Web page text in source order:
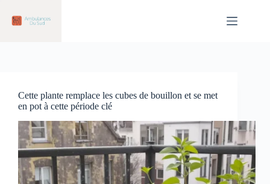
contenu
Cette plante remplace les cubes de bouillon et se met
en pot à cette période clé